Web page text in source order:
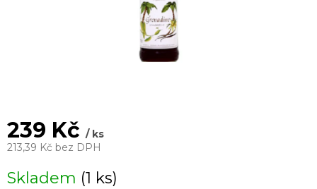
239 Kč/ ks
213,39 Kč bez DPH
cena:
Skladem (1 ks)